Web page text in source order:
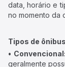
data, horário e
no momento da
Tipos de
• Convencional:
geralmente